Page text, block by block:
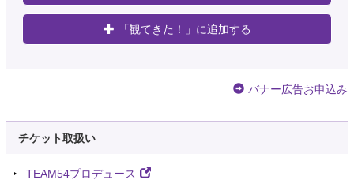
「観てきた！」に追加する
バナー広告お申込み
チケット取扱い
TEAM54プロデュース